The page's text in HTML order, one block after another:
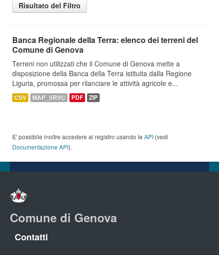
Risultato del Filtro
Banca Regionale della Terra: elenco dei terreni del
Comune di Genova
Terreni non utilizzati che il Comune di Genova mette a
disposizione della Banca della Terra istituita dalla Regione
Liguria, promossa per rilanciare le attività agricole e...
CSV MAP_SRVC PDF ZIP
E' possibile inoltre accedere al registro usando le API (vedi
Documentazione API).
Comune di Genova
Contatti